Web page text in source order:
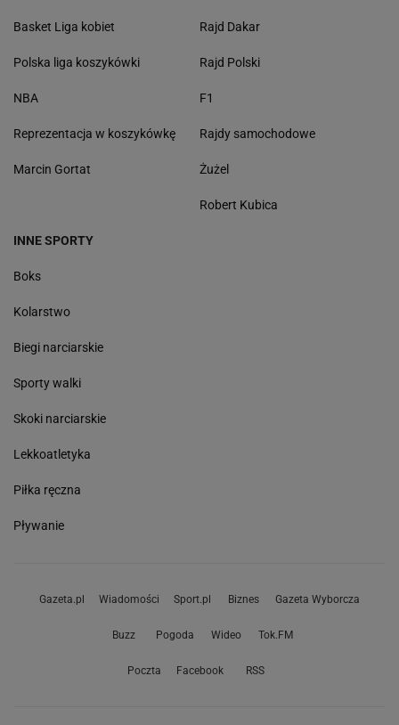
Basket Liga kobiet
Polska liga koszykówki
NBA
Reprezentacja w koszykówkę
Marcin Gortat
Rajd Dakar
Rajd Polski
F1
Rajdy samochodowe
Żużel
Robert Kubica
INNE SPORTY
Boks
Kolarstwo
Biegi narciarskie
Sporty walki
Skoki narciarskie
Lekkoatletyka
Piłka ręczna
Pływanie
Gazeta.pl Wiadomości Sport.pl Biznes Gazeta Wyborcza
Buzz Pogoda Wideo Tok.FM
Poczta Facebook RSS